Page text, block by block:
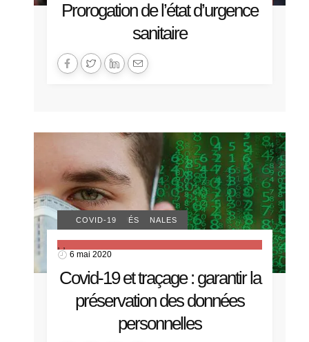
Prorogation de l’état d’urgence
sanitaire
ACTUALITÉS NATIONALES
,
COMMUNIQUÉS
,
COVID-19
6 mai 2020
Covid-19 et traçage : garantir la
préservation des données
personnelles